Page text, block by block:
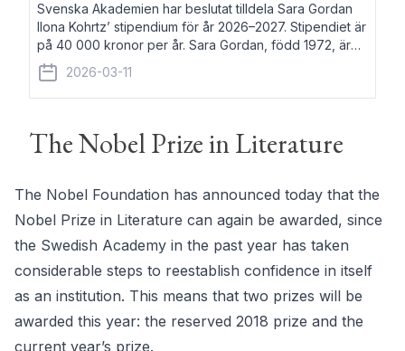
Svenska Akademien har beslutat tilldela Sara Gordan
Ilona Kohrtz’ stipendium för år 2026–2027. Stipendiet är
på 40 000 kronor per år. Sara Gordan, född 1972, är
författare och översättare. Hon debuterade 2006 med
det prosalyriska verket En
2026-03-11
The Nobel Prize in Literature
The Nobel Foundation has announced today that the
Nobel Prize in Literature can again be awarded, since
the Swedish Academy in the past year has taken
considerable steps to reestablish confidence in itself
as an institution. This means that two prizes will be
awarded this year: the reserved 2018 prize and the
current year’s prize.